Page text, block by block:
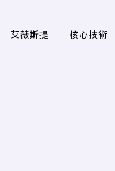
艾薇斯提 核心技術